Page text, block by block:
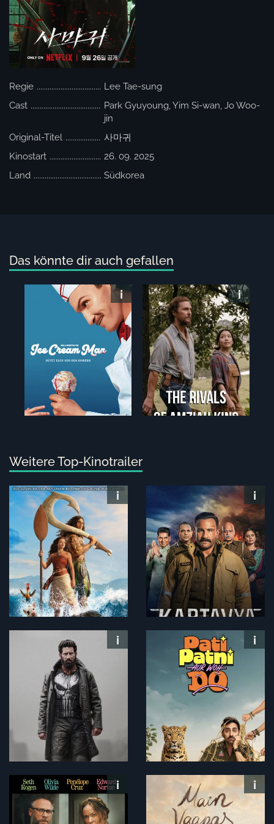
Regie
Lee Tae-sung
Cast
Park Gyuyoung, Yim Si-wan, Jo Woo-
jin
Original-Titel
사마귀
Kinostart
26. 09. 2025
Land
Südkorea
Das könnte dir auch gefallen
Weitere Top-Kinotrailer